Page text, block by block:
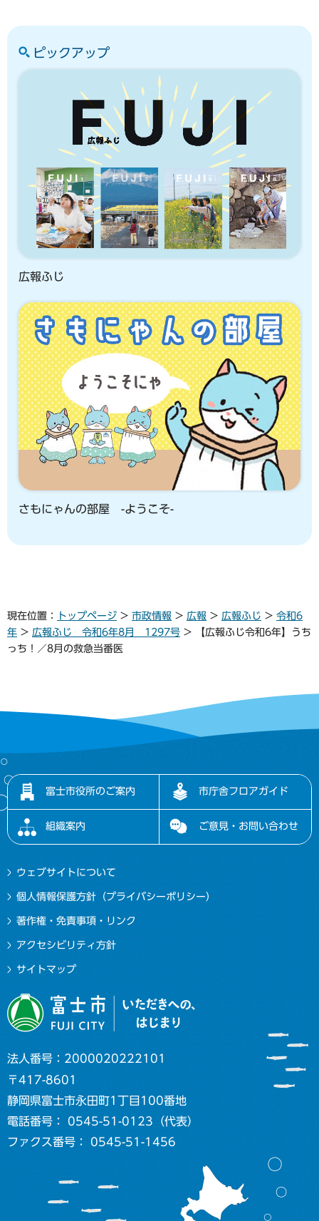
ピックアップ
広報ふじ
さもにゃんの部屋 -ようこそ-
現在位置： トップページ > 市政情報 > 広報 > 広報ふじ > 令和6
年 > 広報ふじ 令和6年8月 1297号 > 【広報ふじ令和6年】うち
っち！／8月の救急当番医
富士市役所のご案内 市庁舎フロアガイド
組織案内 ご意見・お問い合わせ
ウェブサイトについて
個人情報保護方針（プライバシーポリシー）
著作権・免責事項・リンク
アクセシビリティ方針
サイトマップ
法人番号：2000020222101
〒417-8601
静岡県富士市永田町1丁目100番地
電話番号： 0545-51-0123（代表）
ファクス番号： 0545-51-1456